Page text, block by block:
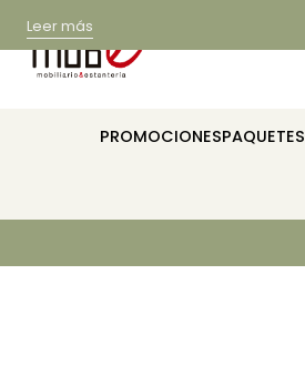
PROMOCIONESPAQUETES
Leer más